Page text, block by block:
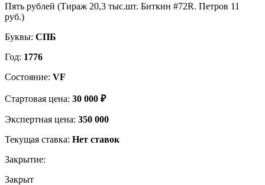
Пять рублей (Тираж 20,3 тыс.шт. Биткин #72R. Петров 11
руб.)
Буквы: СПБ
Год: 1776
Состояние: VF
Стартовая цена: 30 000 ₽
Экспертная цена: 350 000
Текущая ставка: Нет ставок
Закрытие:
Закрыт